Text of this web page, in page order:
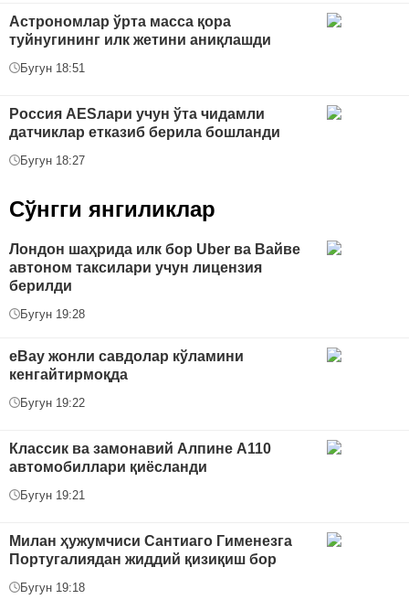
Астрономлар ўрта масса қора
туйнугининг илк жетини аниқлашди
Бугун 18:51
Россия AESлари учун ўта чидамли
датчиклар етказиб берила бошланди
Бугун 18:27
Сўнгги янгиликлар
Лондон шаҳрида илк бор Uber ва Вайве
автоном таксилари учун лицензия
берилди
Бугун 19:28
eBay жонли савдолар кўламини
кенгайтирмоқда
Бугун 19:22
Классик ва замонавий Алпине A110
автомобиллари қиёсланди
Бугун 19:21
Милан ҳужумчиси Сантиаго Гименезга
Португалиядан жиддий қизиқиш бор
Бугун 19:18